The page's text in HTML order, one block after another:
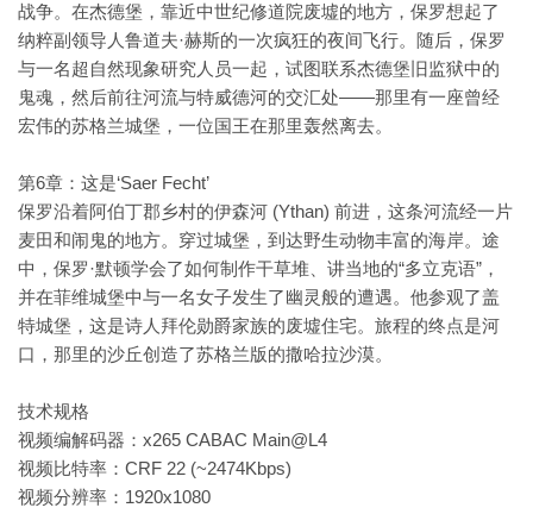
战争。在杰德堡，靠近中世纪修道院废墟的地方，保罗想起了
纳粹副领导人鲁道夫·赫斯的一次疯狂的夜间飞行。随后，保罗
与一名超自然现象研究人员一起，试图联系杰德堡旧监狱中的
鬼魂，然后前往河流与特威德河的交汇处——那里有一座曾经
宏伟的苏格兰城堡，一位国王在那里轰然离去。
第6章：这是‘Saer Fecht’
保罗沿着阿伯丁郡乡村的伊森河 (Ythan) 前进，这条河流经一片
麦田和闹鬼的地方。穿过城堡，到达野生动物丰富的海岸。途
中，保罗·默顿学会了如何制作干草堆、讲当地的“多立克语”，
并在菲维城堡中与一名女子发生了幽灵般的遭遇。他参观了盖
特城堡，这是诗人拜伦勋爵家族的废墟住宅。旅程的终点​​是河
口，那里的沙丘创造了苏格兰版的撒哈拉沙漠。
技术规格
视频编解码器：x265 CABAC Main@L4
视频比特率：CRF 22 (~2474Kbps)
视频分辨率：1920x1080